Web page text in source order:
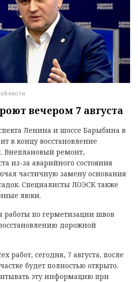
вечером 7 августа
Ленина и шоссе Барыбина в
к концу восстановление
Внеплановый ремонт,
из-за аварийного состояния
частичную замену основания
Специалисты ЛОЭСК также
люки.
работы по герметизации швов
дорожной
работ, сегодня, 7 августа, после
будет полностью открыто.
эту информацию при